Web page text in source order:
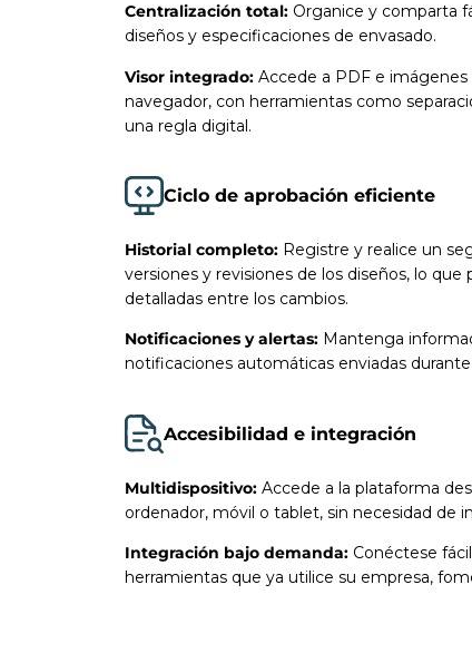
Centralización total: Organice y comparta
diseños y especificaciones de envasado.
Visor integrado: Accede a PDF e
navegador, con herramientas como
una regla digital.
Ciclo de aprobación eficiente
Historial completo: Registre y realice un
versiones y revisiones de los diseños, lo
detalladas entre los cambios.
Notificaciones y alertas: Mantenga
notificaciones automáticas enviadas
Accesibilidad e integración
Multidispositivo: Accede a la plataforma
ordenador, móvil o tablet, sin necesidad de
Integración bajo demanda: Conéctese
herramientas que ya utilice su empresa,